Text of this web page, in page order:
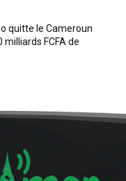
quitte le Cameroun
FCFA de